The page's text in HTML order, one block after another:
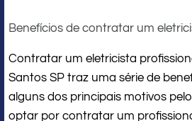
Benefícios de contratar um
Contratar um eletricista
Santos SP traz uma série de
alguns dos principais motivos
optar por contratar um